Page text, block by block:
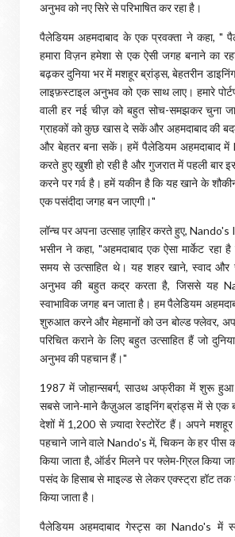
अनुभव को नए सिरे से परिभाषित कर रहा है।
पैलेडियम अहमदाबाद के एक प्रवक्ता ने कहा, "
हमारा विज़न हमेशा से एक ऐसी जगह बनाने का
बढ़कर दुनिया भर में मशहूर ब्रांड्स, बेहतरीन
लाइफ़स्टाइल अनुभव को एक साथ लाए। हमारे
वाली हर नई चीज़ को बहुत सोच-समझकर चुना
ग्राहकों को कुछ खास दे सकें और अहमदाबाद की
और बेहतर बना सकें। हमें पैलेडियम अहमदाबाद में
करते हुए खुशी हो रही है और गुजरात में पहली बार
करने पर गर्व है। हमें यकीन है कि यह खाने के
एक पसंदीदा जगह बन जाएगी।"
लॉन्च पर अपना उत्साह ज़ाहिर करते हुए,
भसीन ने कहा, "अहमदाबाद एक ऐसा मार्केट रहा
समय से उत्साहित थे। यह शहर खाने, स्वाद और
अनुभव की बहुत कद्र करता है, जिससे यह
स्वाभाविक जगह बन जाता है। हम पैलेडियम
शुरुआत करने और मेहमानों को उन बोल्ड फ्लेवर,
परिचित कराने के लिए बहुत उत्साहित हैं जो
अनुभव की पहचान हैं।"
1987 में जोहान्सबर्ग, साउथ अफ्रीका में शुरू
सबसे जाने-माने कैज़ुअल डाइनिंग ब्रांड्स में से एक
देशों में 1,200 से ज़्यादा रेस्टोरेंट हैं। अपने
पहचाने जाने वाले Nando's में, चिकन के हर पीस
किया जाता है, ऑर्डर मिलने पर फ्लेम-ग्रिल किया
पसंद के हिसाब से माइल्ड से लेकर एक्स्ट्रा हॉट
किया जाता है।
पैलेडियम अहमदाबाद गेस्ट्स का Nando's में